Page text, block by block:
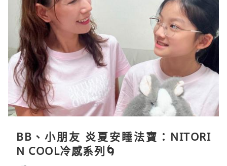
BB、小朋友 炎夏安睡法寶：NITORI
N COOL冷感系列🌀